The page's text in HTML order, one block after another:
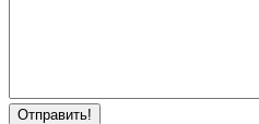
Отправить!